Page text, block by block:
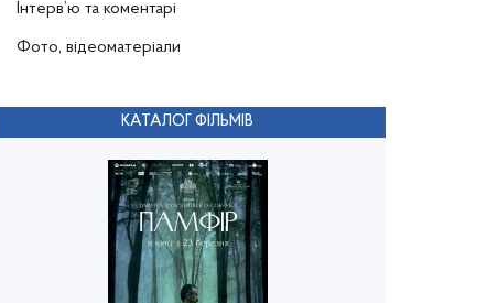
Інтерв’ю та коментарі
Фото, відеоматеріали
КАТАЛОГ ФІЛЬМІВ